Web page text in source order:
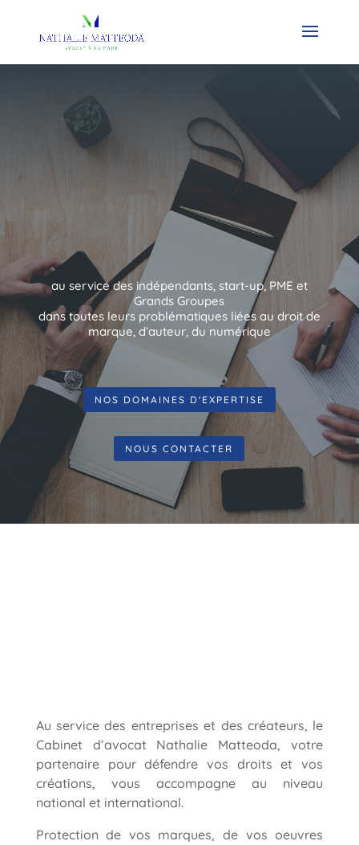
au service des indépendants, start-up, PME et
Grands Groupes
dans toutes leurs problématiques liées au droit de
marque, d’auteur, du numérique
NOS DOMAINES D'EXPERTISE
NOUS CONTACTER
Au service des entreprises et des créateurs, le
Cabinet d’avocat Nathalie Matteoda, votre
partenaire pour défendre vos droits et vos
créations, vous accompagne au niveau
national et international.
Protection de vos marques, de vos oeuvres